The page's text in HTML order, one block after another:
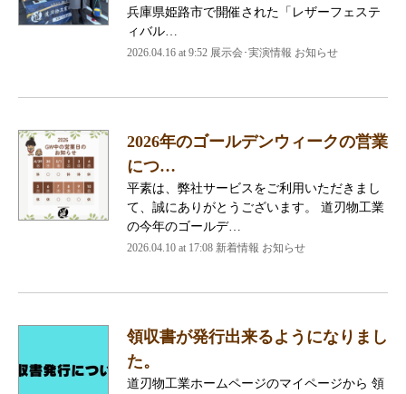
兵庫県姫路市で開催された「レザーフェステ
ィバル…
2026.04.16 at 9:52 展示会･実演情報 お知らせ
2026年のゴールデンウィークの営業
につ…
平素は、弊社サービスをご利用いただきまし
て、誠にありがとうございます。 道刃物工業
の今年のゴールデ…
2026.04.10 at 17:08 新着情報 お知らせ
領収書が発行出来るようになりまし
た。
道刃物工業ホームページのマイページから 領